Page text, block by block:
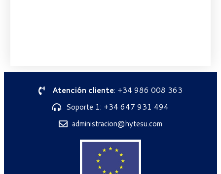
Atención cliente: +34 986 008 363
Soporte 1: +34 647 931 494
administracion@hytesu.com